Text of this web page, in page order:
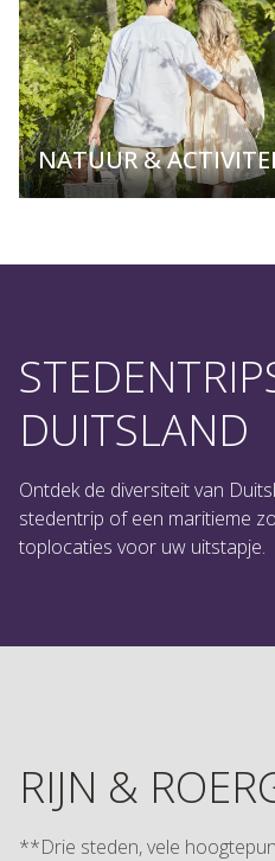
NATUUR &
DUITSLAND
Ontdek de diversiteit van
stedentrip of een maritieme
toplocaties voor uw uitstapje.
RIJN &
**Drie steden, vele